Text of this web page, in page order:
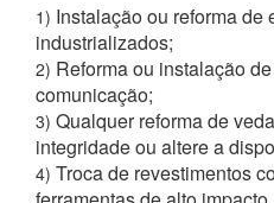
1) Instalação ou reforma de
industrializados;
2) Reforma ou instalação
comunicação;
3) Qualquer reforma de
integridade ou altere a
4) Troca de revestimentos